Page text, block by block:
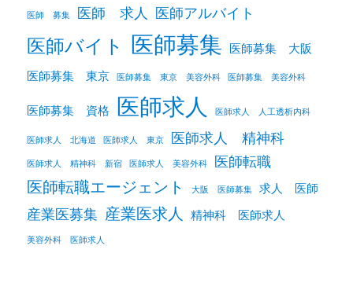
医師 募集 医師 求人 医師アルバイト
医師バイト 医師募集 医師募集 大阪
医師募集 東京
医師募集 東京 美容外科 医師募集 美容外科
医師募集 資格 医師求人 医師求人 人工透析内科
医師求人 北海道 医師求人 東京 医師求人 精神科
医師求人 精神科 新宿 医師求人 美容外科 医師転職
医師転職エージェント 大阪 医師募集 求人 医師
産業医募集 産業医求人 精神科 医師求人
美容外科 医師求人